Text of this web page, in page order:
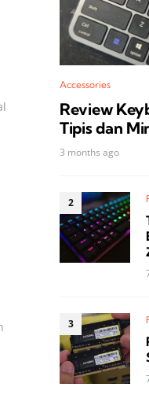
Accessories
Review
Tipis dan
3 months ago